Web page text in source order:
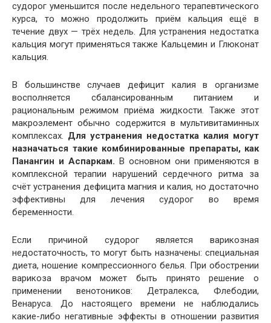
судорог уменьшится после недельного терапевтического
курса, то можно продолжить приём кальция ещё в
течение двух — трёх недель. Для устранения недостатка
кальция могут применяться также Кальцемин и Глюконат
кальция.
В большинстве случаев дефицит калия в организме
восполняется сбалансированным питанием и
рациональным режимом приёма жидкости. Также этот
макроэлемент обычно содержится в мультивитаминных
комплексах. Для устранения недостатка калия могут
назначаться такие комбинированные препараты, как
Панангин и Аспаркам. В основном они применяются в
комплексной терапии нарушений сердечного ритма за
счёт устранения дефицита магния и калия, но достаточно
эффективны для лечения судорог во время
беременности.
Если причиной судорог является варикозная
недостаточность, то могут быть назначены: специальная
диета, ношение компрессионного белья. При обострении
варикоза врачом может быть принято решение о
применении венотоников: Детралекса, Флебодии,
Венаруса. До настоящего времени не наблюдались
какие-либо негативные эффекты в отношении развития